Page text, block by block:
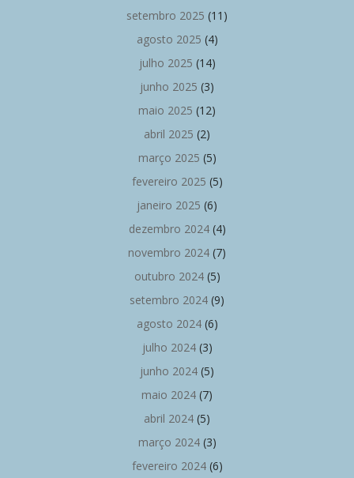
setembro 2025 (11)
agosto 2025 (4)
julho 2025 (14)
junho 2025 (3)
maio 2025 (12)
abril 2025 (2)
março 2025 (5)
fevereiro 2025 (5)
janeiro 2025 (6)
dezembro 2024(4)
novembro 2024 (7)
outubro 2024(5)
setembro 2024 (9)
agosto 2024(6)
julho 2024(3)
junho 2024 (5)
maio 2024 (7)
abril 2024 (5)
março 2024(3)
fevereiro 2024(6)